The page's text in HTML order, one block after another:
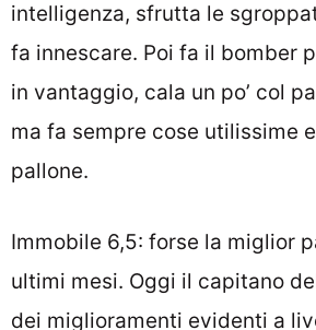
intelligenza, sfrutta le
fa innescare. Poi fa il bomber
in vantaggio, cala un po’ col
ma fa sempre cose utilissime
pallone.
Immobile 6,5: forse la miglior
ultimi mesi. Oggi il capitano
dei miglioramenti evidenti a